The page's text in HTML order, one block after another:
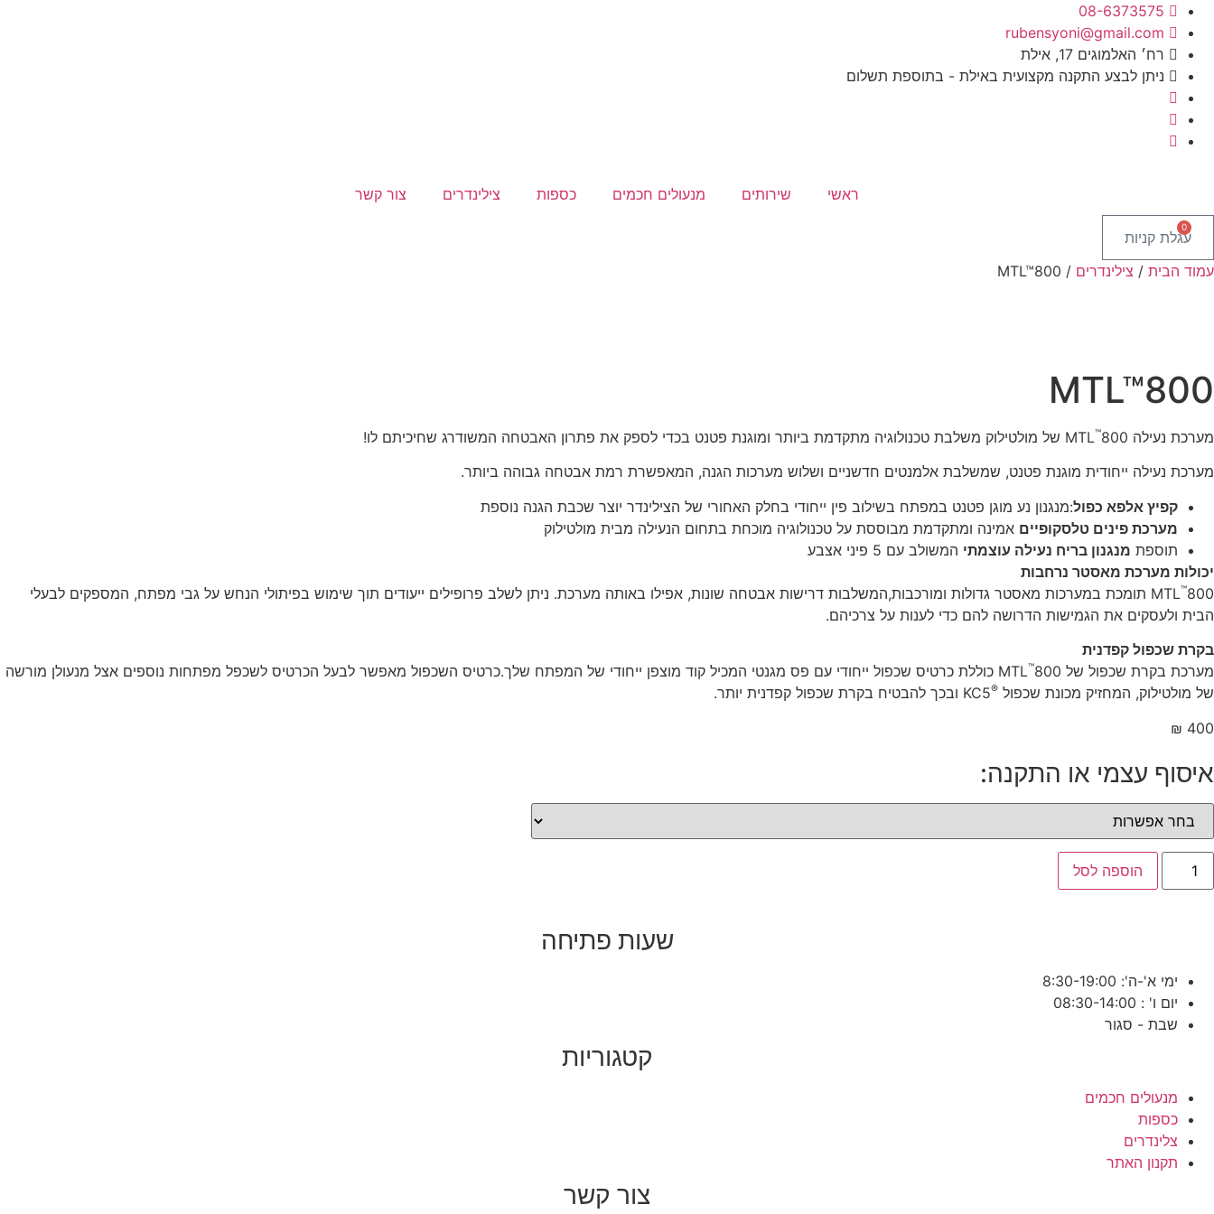
08-6373575
rubensyoni@gmail.com
רח׳ האלמוגים 17, אילת
ניתן לבצע התקנה מקצועית באילת - בתוספת תשלום
ראשי שירותים מנעולים חכמים כספות צילינדרים צור קשר
0
עגלת קניות
עמוד הבית / צילינדרים / MTL™800
MTL™800
מערכת נעילה MTL ™800 של מולטילוק משלבת טכנולוגיה מתקדמת ביותר ומוגנת פטנט בכדי לספק את פתרון האבטחה המשודרג שחיכיתם לו!
מערכת נעילה ייחודית מוגנת פטנט, שמשלבת אלמנטים חדשניים ושלוש מערכות הגנה, המאפשרת רמת אבטחה גבוהה ביותר.
קפיץ אלפא כפול:מנגנון נע מוגן פטנט במפתח בשילוב פין ייחודי בחלק האחורי של הצילינדר יוצר שכבת הגנה נוספת
מערכת פינים טלסקופיים אמינה ומתקדמת מבוססת על טכנולוגיה מוכחת בתחום הנעילה מבית מולטילוק
תוספת מנגנון בריח נעילה עוצמתי המשולב עם 5 פיני אצבע
יכולות מערכת מאסטר נרחבות
MTL™
800 תומכת במערכות מאסטר גדולות ומורכבות,המשלבות דרישות אבטחה שונות, אפילו באותה מערכת. ניתן לשלב פרופילים ייעודים תוך שימוש בפיתולי הנחש על גבי מפתח, המספקים לבעלי
הבית ולעסקים את הגמישות הדרושה להם כדי לענות על צרכיהם.
בקרת שכפול קפדנית
מערכת בקרת שכפול של MTL
™
800 כוללת כרטיס שכפול ייחודי עם פס מגנטי המכיל קוד מוצפן ייחודי של המפתח שלך.כרטיס השכפול מאפשר לבעל הכרטיס לשכפל מפתחות נוספים אצל מנעולן מורשה
של מולטילוק, המחזיק מכונת שכפול ®KC5 ובכך להבטיח בקרת שכפול קפדנית יותר.
₪ 400
איסוף עצמי או התקנה:
כמות
MTL™800
הוספה לסל
שעות פתיחה
ימי א'-ה': 8:30-19:00
יום ו' : 08:30-14:00​
שבת - סגור
קטגוריות
מנעולים חכמים
כספות
צלינדרים
תקנון האתר
צור קשר